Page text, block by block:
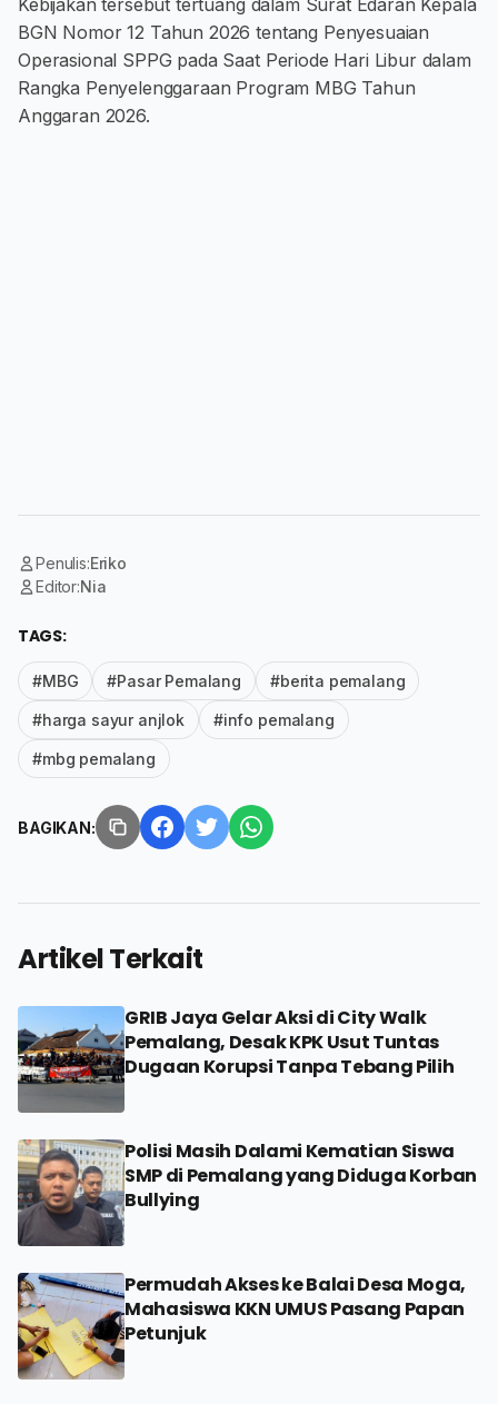
Kebijakan tersebut tertuang dalam Surat Edaran Kepala
BGN Nomor 12 Tahun 2026 tentang Penyesuaian
Operasional SPPG pada Saat Periode Hari Libur dalam
Rangka Penyelenggaraan Program MBG Tahun
Anggaran 2026.
Penulis:Eriko
Editor:Nia
TAGS:
#MBG #Pasar Pemalang #berita pemalang
#harga sayur anjlok #info pemalang
#mbg pemalang
BAGIKAN:
Artikel Terkait
GRIB Jaya Gelar Aksi di City Walk
Pemalang, Desak KPK Usut Tuntas
Dugaan Korupsi Tanpa Tebang Pilih
Polisi Masih Dalami Kematian Siswa
SMP di Pemalang yang Diduga Korban
Bullying
Permudah Akses ke Balai Desa Moga,
Mahasiswa KKN UMUS Pasang Papan
Petunjuk